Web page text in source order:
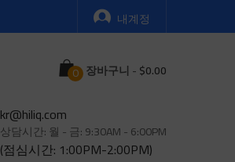
내계정
장바구니 -Cart
kr@hiliq.com
상담시간: 월 - 금: 9:30AM - 6:00PM
(점심시간: 1:00PM-2:00PM)